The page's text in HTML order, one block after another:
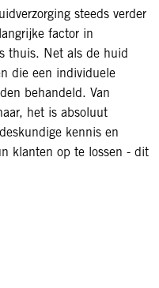
steeds verder
factor in
thuis. Net als de huid
die een individuele
behandeld. Van
het is absoluut
kennis en
klanten op te lossen - dit